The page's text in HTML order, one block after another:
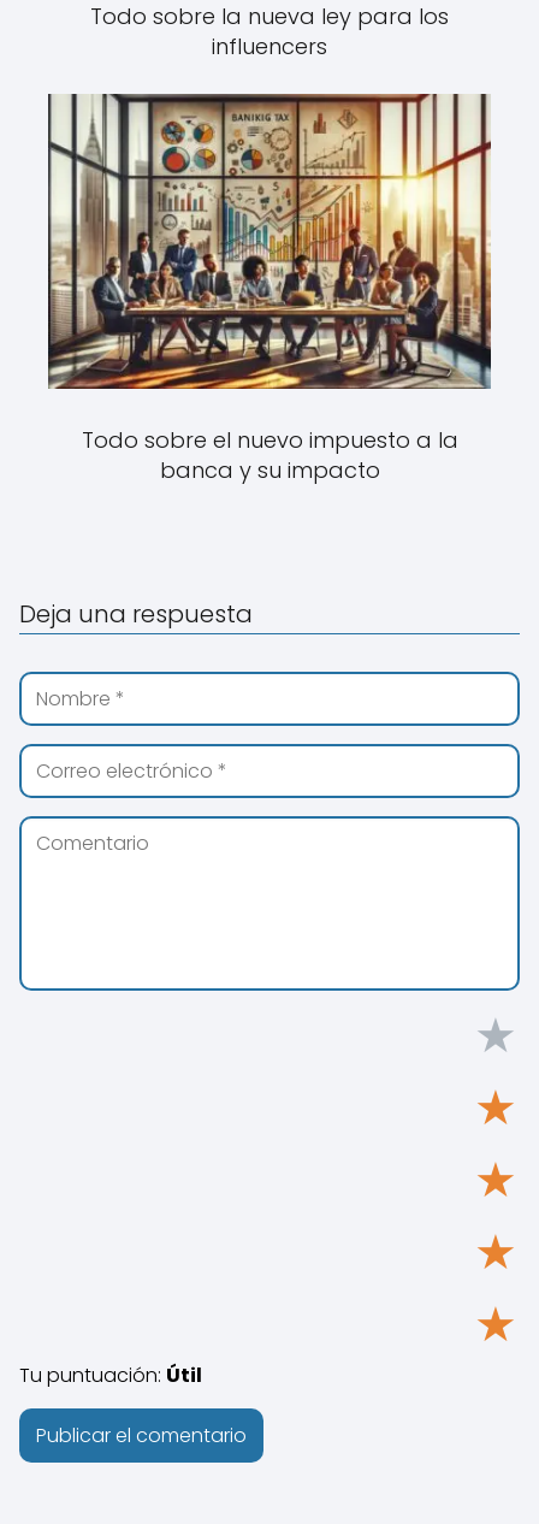
Todo sobre la nueva ley para los
influencers
Todo sobre el nuevo impuesto a la
banca y su impacto
Deja una respuesta
★
★
★
★
★
Tu puntuación: Útil